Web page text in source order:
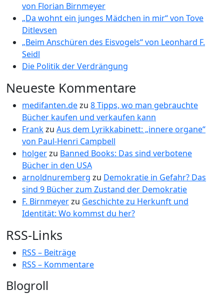
von Florian Birnmeyer
„Da wohnt ein junges Mädchen in mir“ von Tove
Ditlevsen
„Beim Anschüren des Eisvogels“ von Leonhard F.
Seidl
Die Politik der Verdrängung
Neueste Kommentare
medifanten.dezu 8 Tipps, wo man gebrauchte
Bücher kaufen und verkaufen kann
Frankzu Aus dem Lyrikkabinett: „innere organe“
von Paul-Henri Campbell
holgerzu Banned Books: Das sind verbotene
Bücher in den USA
arnoldnuremberg zu Demokratie in Gefahr? Das
sind 9 Bücher zum Zustand der Demokratie
F. Birnmeyerzu Geschichte zu Herkunft und
Identität: Wo kommst du her?
RSS-Links
RSS – Beiträge
RSS – Kommentare
Blogroll